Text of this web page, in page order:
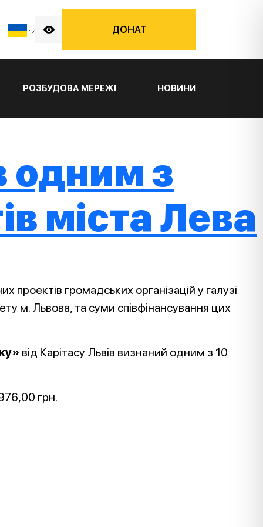
ДОНАТ
РОЗБУДОВА МЕРЕЖІ НОВИНИ
одним з
міста Лева
проектів громадських організацій у галузі
м. Львова, та суми співфінансування цих
від Карітасу Львів визнаний одним з 10
грн.